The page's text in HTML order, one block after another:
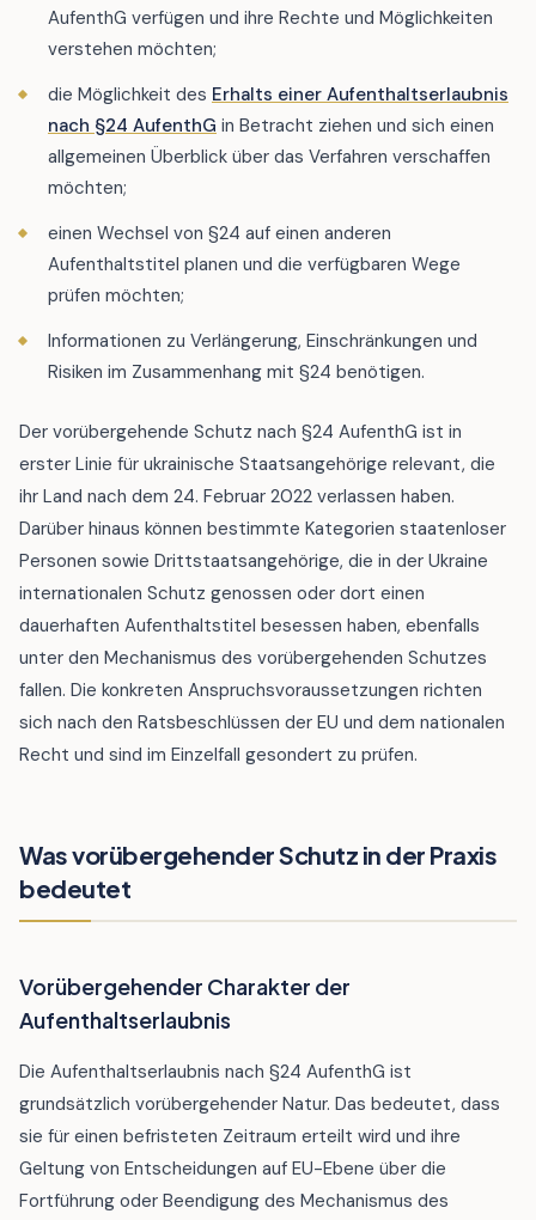
AufenthG verfügen und ihre Rechte und Möglichkeiten
verstehen möchten;
die Möglichkeit des Erhalts einer Aufenthaltserlaubnis
nach §24 AufenthG in Betracht ziehen und sich einen
allgemeinen Überblick über das Verfahren verschaffen
möchten;
einen Wechsel von §24 auf einen anderen
Aufenthaltstitel planen und die verfügbaren Wege
prüfen möchten;
Informationen zu Verlängerung, Einschränkungen und
Risiken im Zusammenhang mit §24 benötigen.
Der vorübergehende Schutz nach §24 AufenthG ist in
erster Linie für ukrainische Staatsangehörige relevant, die
ihr Land nach dem 24. Februar 2022 verlassen haben.
Darüber hinaus können bestimmte Kategorien staatenloser
Personen sowie Drittstaatsangehörige, die in der Ukraine
internationalen Schutz genossen oder dort einen
dauerhaften Aufenthaltstitel besessen haben, ebenfalls
unter den Mechanismus des vorübergehenden Schutzes
fallen. Die konkreten Anspruchsvoraussetzungen richten
sich nach den Ratsbeschlüssen der EU und dem nationalen
Recht und sind im Einzelfall gesondert zu prüfen.
Was vorübergehender Schutz in der Praxis
bedeutet
Vorübergehender Charakter der
Aufenthaltserlaubnis
Die Aufenthaltserlaubnis nach §24 AufenthG ist
grundsätzlich vorübergehender Natur. Das bedeutet, dass
sie für einen befristeten Zeitraum erteilt wird und ihre
Geltung von Entscheidungen auf EU-Ebene über die
Fortführung oder Beendigung des Mechanismus des